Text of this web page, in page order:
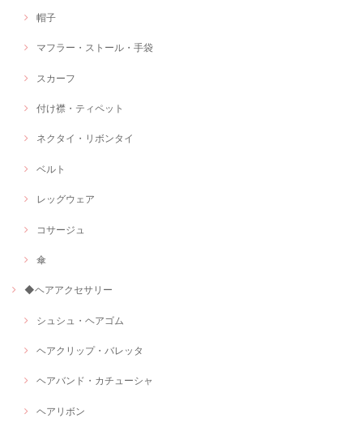
帽子
マフラー・ストール・手袋
スカーフ
付け襟・ティペット
ネクタイ・リボンタイ
ベルト
レッグウェア
コサージュ
傘
◆ヘアアクセサリー
シュシュ・ヘアゴム
ヘアクリップ・バレッタ
ヘアバンド・カチューシャ
ヘアリボン